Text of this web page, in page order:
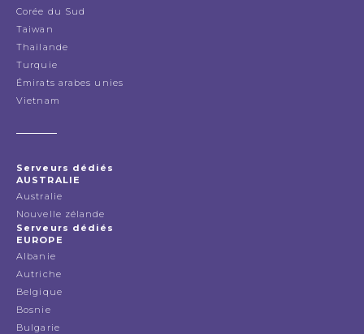
Corée du Sud
Taiwan
Thailande
Turquie
Émirats arabes unies
Vietnam
Serveurs dédiés
AUSTRALIE
Australie
Nouvelle zélande
Serveurs dédiés
EUROPE
Albanie
Autriche
Belgique
Bosnie
Bulgarie